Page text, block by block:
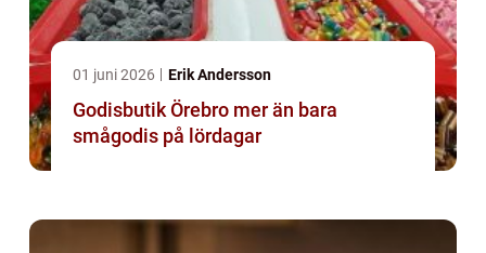
01 juni 2026 Erik Andersson
Godisbutik Örebro mer än bara
smågodis på lördagar